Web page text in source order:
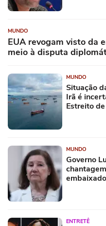
MUNDO
EUA revogam visto da
meio à disputa
MUNDO
Situação
Irã é
Estreito
MUNDO
Governo
ENTRETÊ